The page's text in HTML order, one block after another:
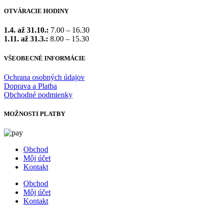
OTVÁRACIE HODINY
1.4. až 31.10.: 7.00 – 16.30
1.11. až 31.3.: 8.00 – 15.30
VŠEOBECNÉ INFORMÁCIE
Ochrana osobných údajov
Doprava a Platba
Obchodné podmienky
MOŽNOSTI PLATBY
Obchod
Môj účet
Kontakt
Obchod
Môj účet
Kontakt